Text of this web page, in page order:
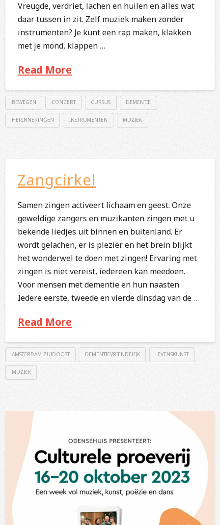
Vreugde, verdriet, lachen en huilen en alles wat
daar tussen in zit. Zelf muziek maken zonder
instrumenten? Je kunt een rap maken, klakken
met je mond, klappen …
Read More
BEWEGEN CONCERT CURSUS DEMENTIE
HERINNERINGEN INSTRUMENTEN MUZIEK
Zangcirkel
Samen zingen activeert lichaam en geest. Onze
geweldige zangers en muzikanten zingen met u
bekende liedjes uit binnen en buitenland. Er
wordt gelachen, er is plezier en het brein blijkt
het wonderwel te doen met zingen! Ervaring met
zingen is niet vereist, íedereen kan meedoen.
Voor mensen met dementie en hun naasten
Iedere eerste, tweede en vierde dinsdag van de …
Read More
AMSTERDAM ZUIDOOST DEMENTIEVRIENDELIJK LEVENSKUNST
MUZIEK